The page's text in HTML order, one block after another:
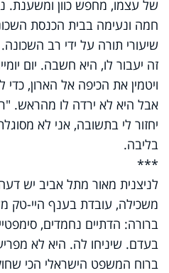
של עצמו, מחפש כוון ומשענת.
חמה ונעימה בבית הכנסת
שיעורי תורה על ידי רב השכונה.
זה יעבור לו, היא חשבה. יום
ויטמין את הכיפה אל הארון,
אבל היא לא ירדה לו מהראש.
יחזור לי בתשובה, אני לא
בליבה.
***
משכילה, עובדת בענף היי-טק
ברורה: הדתיים נחמדים,
בעדם. שיניחו לה. היא לא
ברוח המשפט הישראלי הכי